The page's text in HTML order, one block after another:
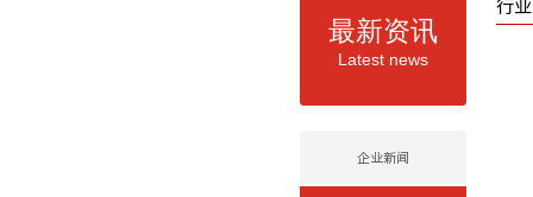
最新资讯
Latest news
企业新闻